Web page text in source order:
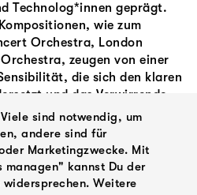
Technolog*innen geprägt.
wie zum
Orchestra, London
zeugen von einer
die sich den klaren
und das Verwirrende
sind notwendig, um
andere sind für
Marketingzwecke. Mit
kannst Du der
Weitere